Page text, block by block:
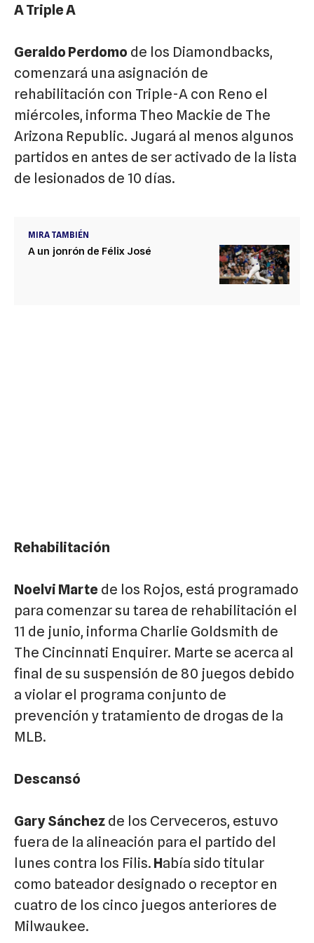
A Triple A
Geraldo Perdomo de los Diamondbacks,
comenzará una asignación de
rehabilitación con Triple-A con Reno el
miércoles, informa Theo Mackie de The
Arizona Republic. Jugará al menos algunos
partidos en antes de ser activado de la lista
de lesionados de 10 días.
MIRA TAMBIÉN
A un jonrón de Félix José
Rehabilitación
Noelvi Marte de los Rojos, está programado
para comenzar su tarea de rehabilitación el
11 de junio, informa Charlie Goldsmith de
The Cincinnati Enquirer. Marte se acerca al
final de su suspensión de 80 juegos debido
a violar el programa conjunto de
prevención y tratamiento de drogas de la
MLB.
Descansó
Gary Sánchez de los Cerveceros, estuvo
fuera de la alineación para el partido del
lunes contra los Filis. Había sido titular
como bateador designado o receptor en
cuatro de los cinco juegos anteriores de
Milwaukee.